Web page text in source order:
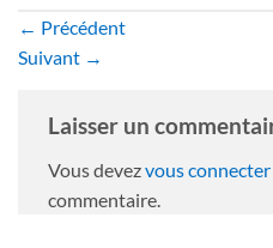
← Précédent
Suivant →
Laisser un
Vous devezvous connecter
commentaire.